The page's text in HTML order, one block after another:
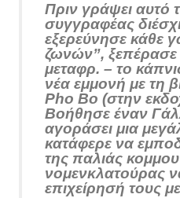
Πριν γράψει αυτό
συγγραφέας
εξερεύνησε κάθε
ζωνών”, ξεπέρασε
μεταφρ. – το
νέα εμμονή με τη
Pho Bo (στην
Βοήθησε έναν
αγοράσει μια
κατάφερε να
της παλιάς
νομενκλατούρας
επιχείρησή τους